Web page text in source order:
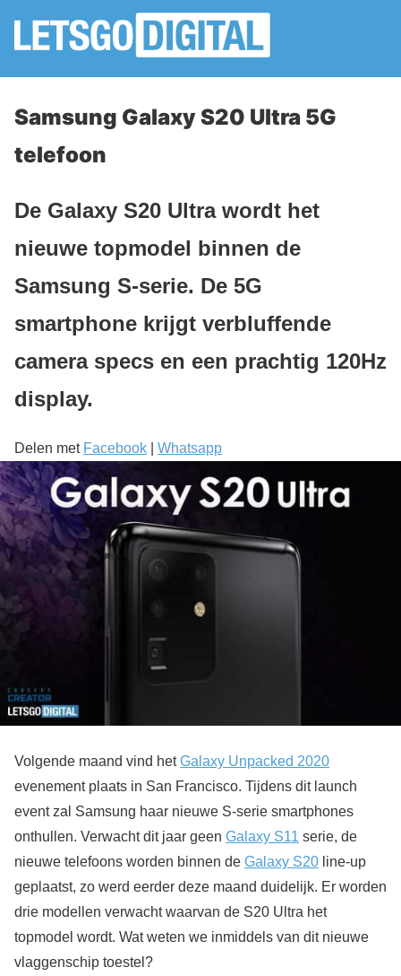
Samsung Galaxy S20 Ultra 5G
telefoon
De Galaxy S20 Ultra wordt het
nieuwe topmodel binnen de
Samsung S-serie. De 5G
smartphone krijgt verbluffende
camera specs en een prachtig 120Hz
display.
Delen met Facebook Whatsapp
Volgende maand vind hetGalaxy Unpacked 2020
evenement plaats in San Francisco. Tijdens dit launch
event zal Samsung haar nieuwe S-serie smartphones
onthullen. Verwacht dit jaar geen Galaxy S11 serie, de
nieuwe telefoons worden binnen de Galaxy S20 line-up
geplaatst, zo werd eerder deze maand duidelijk. Er worden
drie modellen verwacht waarvan de S20 Ultra het
topmodel wordt. Wat weten we inmiddels van dit nieuwe
vlaggenschip toestel?